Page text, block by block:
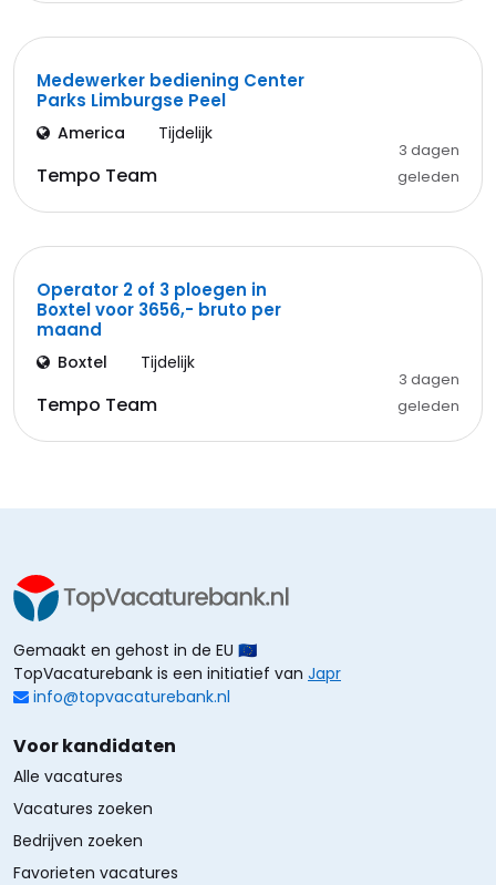
Medewerker bediening Center
Parks Limburgse Peel
America Tijdelijk
Tempo Team
3 dagen
geleden
Operator 2 of 3 ploegen in
Boxtel voor 3656,- bruto per
maand
Boxtel Tijdelijk
Tempo Team
3 dagen
geleden
Gemaakt en gehost in de EU 🇪🇺
TopVacaturebank is een initiatief van Japr
info@topvacaturebank.nl
Voor kandidaten
Alle vacatures
Vacatures zoeken
Bedrijven zoeken
Favorieten vacatures